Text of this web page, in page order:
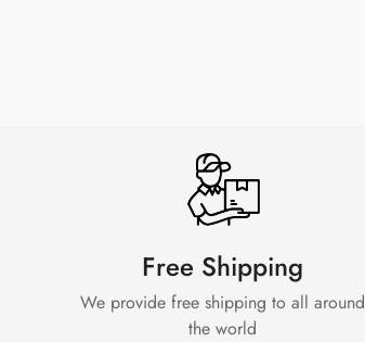
Free Shipping
We provide free shipping to all around
the world